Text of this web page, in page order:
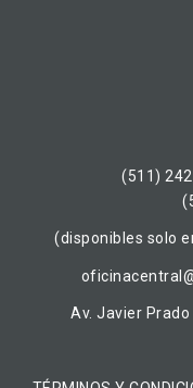
(511)
(disponibles solo
Av. Javier